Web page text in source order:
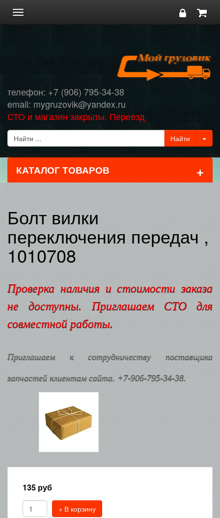
Toggle
navigation
телефон: +7 (906) 795-34-38
email: mygruzovik@yandex.ru
СТО и магазин закрыты. Переезд
КАТАЛОГ ТОВАРОВ +
Болт вилки
переключения передач ,
1010708
Проверка наличия и стоимости заказа
не доступны. Приглашаем СТО для
совместной работы.
Приглашаем к сотрудничеству поставщика
запчастей клиентам сайта. +7-906-795-34-38.
135 руб
+ В корзину